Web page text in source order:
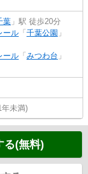
葉 」駅 徒歩20分
ール 「 千葉公園 」
ール 「 みつわ台 」
年未満)
る(無料)